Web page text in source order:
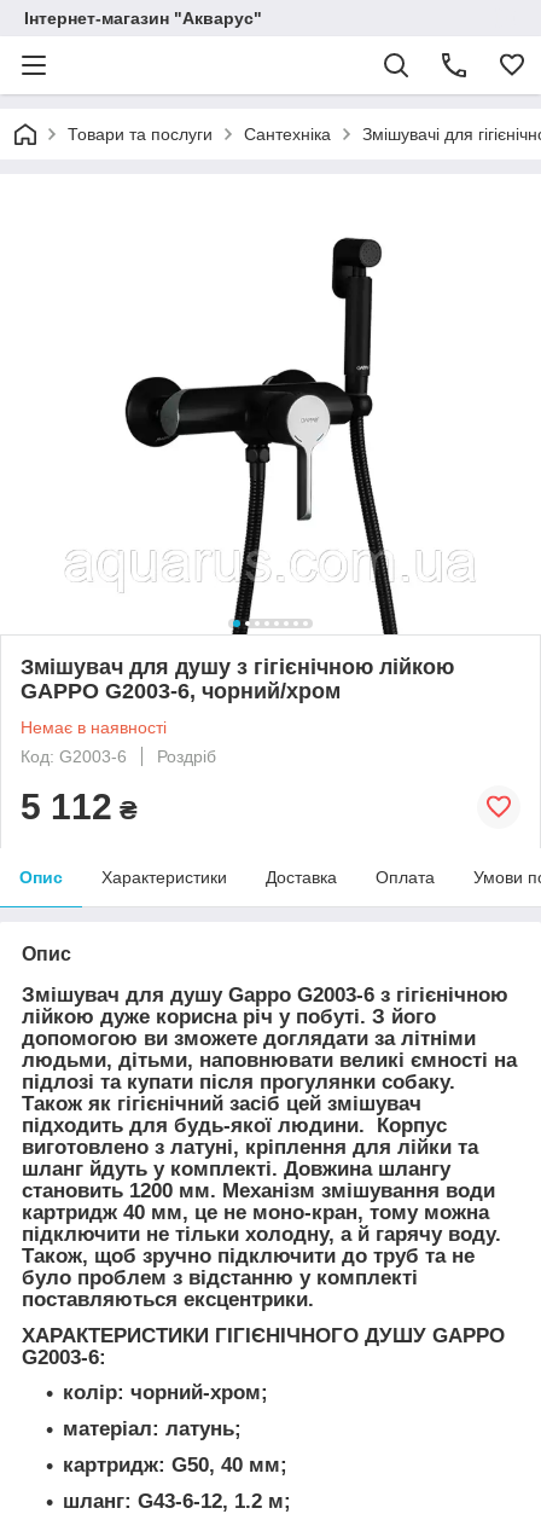
Інтернет-магазин "Акварус"
Товари та послуги Сантехніка Змішувачі для
Змішувач для душу з гігієнічною лійкою
GAPPO G2003-6, чорний/хром
Немає в наявності
Код: G2003-6
Роздріб
5 112 ₴
Опис Характеристики Доставка Оплата Умови
Опис
Змішувач для душу Gappo G2003-6 з гігієнічною
лійкою дуже корисна річ у побуті. З його
допомогою ви зможете доглядати за літніми
людьми, дітьми, наповнювати великі ємності на
підлозі та купати після прогулянки собаку.
Також як гігієнічний засіб цей змішувач
підходить для будь-якої людини. Корпус
виготовлено з латуні, кріплення для лійки та
шланг йдуть у комплекті. Довжина шлангу
становить 1200 мм. Механізм змішування води
картридж 40 мм, це не моно-кран, тому можна
підключити не тільки холодну, а й гарячу воду.
Також, щоб зручно підключити до труб та не
було проблем з відстанню у комплекті
поставляються ексцентрики.
ХАРАКТЕРИСТИКИ ГІГІЄНІЧНОГО ДУШУ GAPPO
G2003-6:
колір: чорний-хром;
матеріал: латунь;
картридж: G50, 40 мм;
шланг: G43-6-12, 1.2 м;